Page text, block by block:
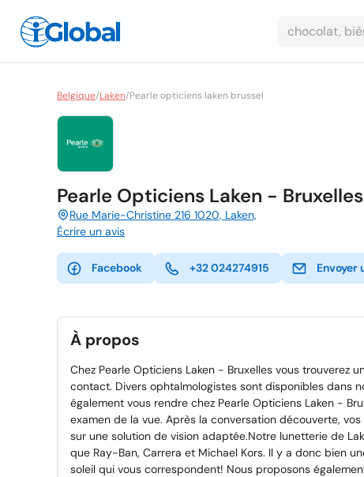
Belgique/Laken/Pearle opticiens laken brussel
Pearle Opticiens Laken - Bruxelles
Rue Marie-Christine 216 1020, Laken,
Écrire un avis
Facebook +32 024274915 Envoyer
À propos
Chez Pearle Opticiens Laken - Bruxelles vous trouverez
contact. Divers ophtalmologistes sont disponibles dans
également vous rendre chez Pearle Opticiens Laken -
examen de la vue. Après la conversation découverte,
sur une solution de vision adaptée.Notre lunetterie de
que Ray-Ban, Carrera et Michael Kors. Il y a donc bien
soleil qui vous correspondent! Nous proposons